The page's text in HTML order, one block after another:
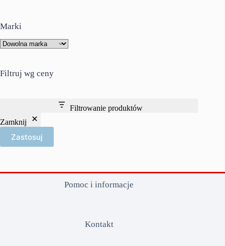
Marki
Filtruj wg ceny
Filtrowanie produktów
Zamknij
Zastosuj
Pomoc i informacje
Kontakt